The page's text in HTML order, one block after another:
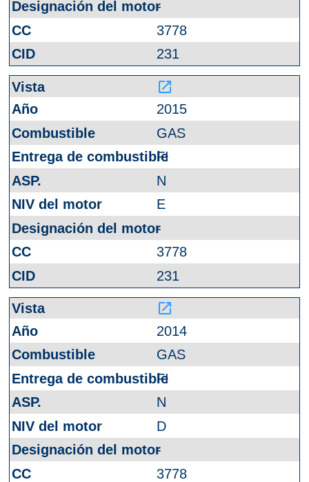
-
3778
231
launch
2015
GAS
FI
N
E
-
3778
231
launch
2014
GAS
FI
N
D
-
3778